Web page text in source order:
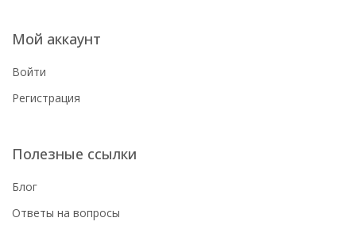
Мой аккаунт
Войти
Регистрация
Полезные ссылки
Блог
Ответы на вопросы